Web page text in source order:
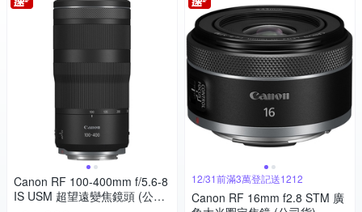
Canon RF 100-400mm f/5.6-8
IS USM 超望遠變焦鏡頭 (公司
12/31前滿3萬登記送1212
Canon RF 16mm f2.8 STM 廣